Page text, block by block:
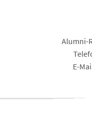
Alumni-
E-